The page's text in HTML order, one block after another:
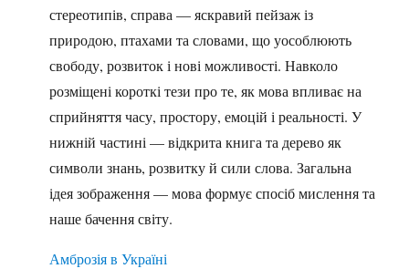
стереотипів, справа — яскравий пейзаж із
природою, птахами та словами, що уособлюють
свободу, розвиток і нові можливості. Навколо
розміщені короткі тези про те, як мова впливає на
сприйняття часу, простору, емоцій і реальності. У
нижній частині — відкрита книга та дерево як
символи знань, розвитку й сили слова. Загальна
ідея зображення — мова формує спосіб мислення та
наше бачення світу.
Амброзія в Україні